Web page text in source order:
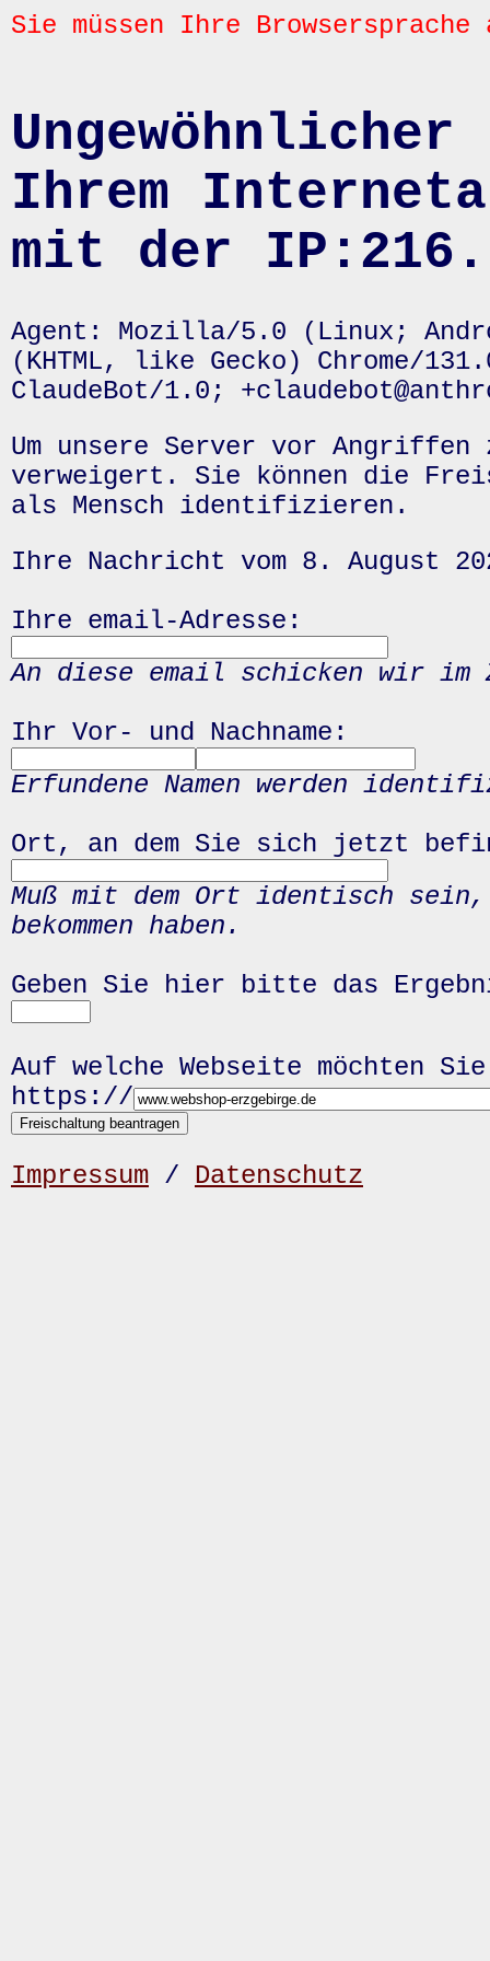
Sie müssen Ihre
Ihrem
mit der
Agent: Mozilla/5.0 (Linux;
(KHTML, like Gecko) Chrome/
ClaudeBot/1.0;
Um unsere Server vor
verweigert. Sie können die
als Mensch identifizieren.
Ihre Nachricht vom 8. August
Ihre email-Adresse:
An diese email schicken wir
Ihr Vor- und Nachname:
Erfundene Namen werden
Ort, an dem Sie sich jetzt
Muß mit dem Ort identisch
bekommen haben.
Geben Sie hier bitte das
Auf welche Webseite möchten
https://
Impressum / Datenschutz